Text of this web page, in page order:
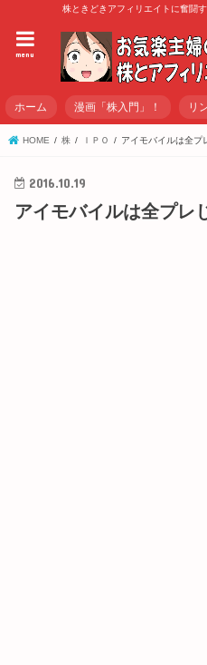
株ときどきアフィリエイトに奮闘
menu
ホーム 漫画「株入門」！ リ
HOME 株 ＩＰＯ アイモバイルは全プ
2016.10.19
アイモバイルは全プレ